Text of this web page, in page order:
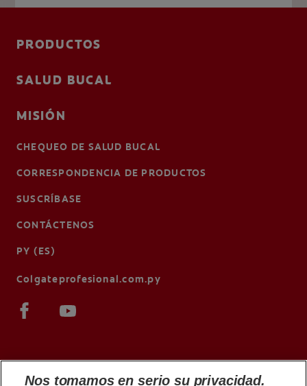
PRODUCTOS
SALUD BUCAL
MISIÓN
CHEQUEO DE SALUD BUCAL
CORRESPONDENCIA DE PRODUCTOS
SUSCRÍBASE
CONTÁCTENOS
PY (ES)
Colgateprofesional.com.py
Nos tomamos en serio su privacidad.